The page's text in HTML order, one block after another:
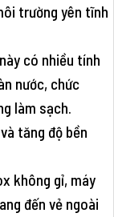
trường yên tĩnh
có nhiều tính
nước, chức
làm sạch.
tăng độ bền
không gỉ, máy
đến vẻ ngoài